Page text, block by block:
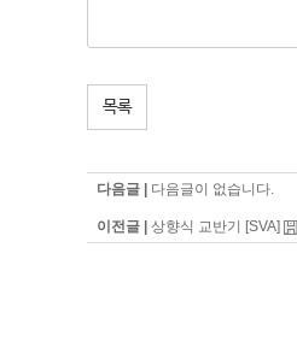
목록
다음글 | 다음글이 없습니다.
이전글 | 상향식 교반기 [SVA]